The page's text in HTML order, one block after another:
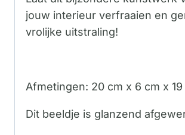
jouw interieur verfraaien en
vrolijke uitstraling!
Afmetingen: 20 cm x 6 cm x 19
Dit beeldje is glanzend